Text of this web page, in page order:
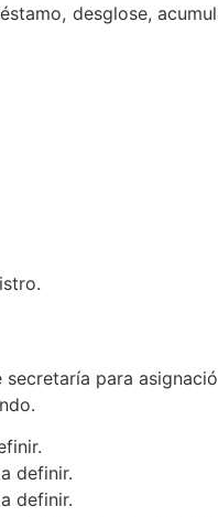
desglose,
para
definir.
definir.